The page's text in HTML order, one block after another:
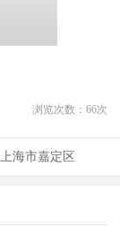
浏览次数： 66次
上海市嘉定区